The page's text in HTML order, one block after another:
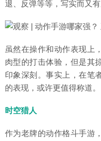
退、反弹等等，写实而又有
虽然在操作和动作表现上
肉型的打击体验，但是其
印象深刻。事实上，在笔
的表现，或许更值得称道。
时空猎人
作为老牌的动作格斗手游